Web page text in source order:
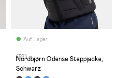
Auf Lager
(39)
Nordbjørn Odense Steppjacke,
Schwarz